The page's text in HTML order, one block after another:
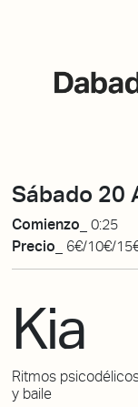
Sábado 20
Comienzo_ 0:25
Precio_ 6€/10€/
Kia
Ritmos
y baile